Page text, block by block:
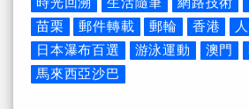
苗栗
郵件轉載 郵輪 香港
日本瀑布百選
游泳運動 澳門
馬來西亞沙巴